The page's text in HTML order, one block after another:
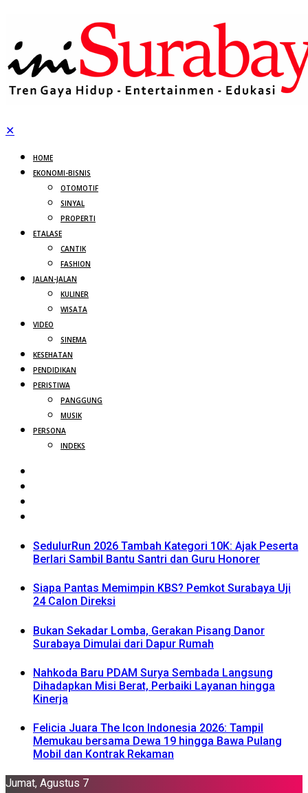
✕
HOME
EKONOMI-BISNIS
OTOMOTIF
SINYAL
PROPERTI
ETALASE
CANTIK
FASHION
JALAN-JALAN
KULINER
WISATA
VIDEO
SINEMA
KESEHATAN
PENDIDIKAN
PERISTIWA
PANGGUNG
MUSIK
PERSONA
INDEKS
SedulurRun 2026 Tambah Kategori 10K: Ajak Peserta
Berlari Sambil Bantu Santri dan Guru Honorer
Siapa Pantas Memimpin KBS? Pemkot Surabaya Uji
24 Calon Direksi
Bukan Sekadar Lomba, Gerakan Pisang Danor
Surabaya Dimulai dari Dapur Rumah
Nahkoda Baru PDAM Surya Sembada Langsung
Dihadapkan Misi Berat, Perbaiki Layanan hingga
Kinerja
Felicia Juara The Icon Indonesia 2026: Tampil
Memukau bersama Dewa 19 hingga Bawa Pulang
Mobil dan Kontrak Rekaman
Jumat, Agustus 7